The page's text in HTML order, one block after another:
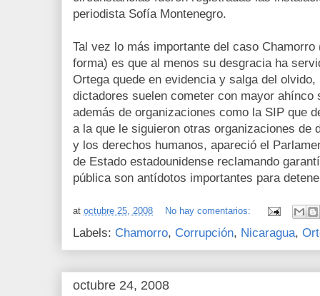
periodista Sofía Montenegro.
Tal vez lo más importante del caso
forma) es que al menos su desgracia ha
Ortega quede en evidencia y salga del
dictadores suelen cometer con mayor
además de organizaciones como la SIP que
a la que le siguieron otras organizaciones de
y los derechos humanos, apareció el
de Estado estadounidense reclamando
pública son antídotos importantes para
at octubre 25, 2008 No hay comentarios:
Labels: Chamorro, Corrupción, Nicaragua,
octubre 24, 2008